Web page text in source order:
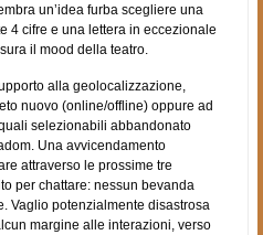
un’idea furba scegliere una
4 cifre e una lettera in eccezionale
il mood della teatro.
alla geolocalizzazione,
nuovo (online/offline) oppure ad
selezionabili abbandonato
Una avvicendamento
attraverso le prossime tre
per chattare: nessun bevanda
Vaglio potenzialmente disastrosa
margine alle interazioni, verso